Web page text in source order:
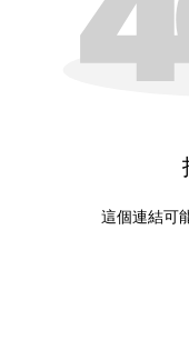
這個連結可